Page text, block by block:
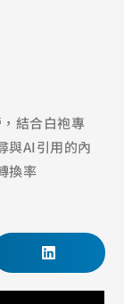
結合白袍專
與AI引用的內
換率